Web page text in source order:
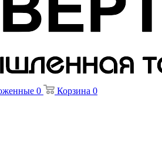
0 Корзина 0